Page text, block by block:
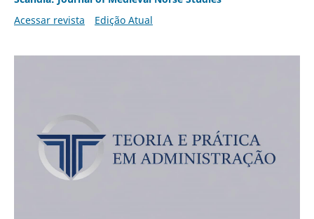
Acessar revista
Edição Atual